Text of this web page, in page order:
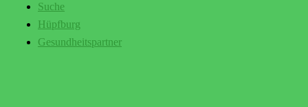
Suche
Hüpfburg
Gesundheitspartner